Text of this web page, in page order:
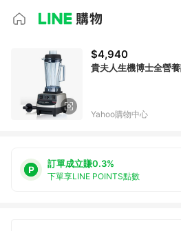
$4,940
貴夫人生機博士全營
Yahoo購物中心
訂單成立賺0.3%
下單享LINE POINTS點數